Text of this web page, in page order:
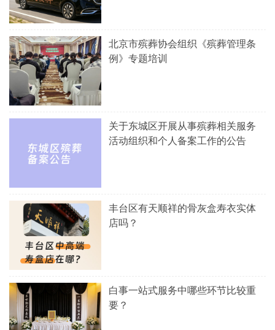
北京市殡葬协会组织《殡葬管理条
例》专题培训
关于东城区开展从事殡葬相关服务
活动组织和个人备案工作的公告
丰台区有天顺祥的骨灰盒寿衣实体
店吗？
白事一站式服务中哪些环节比较重
要？